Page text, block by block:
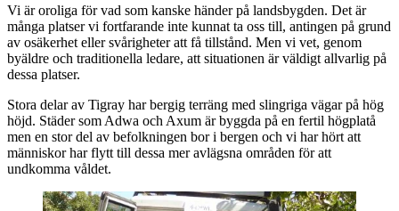
Vi är oroliga för vad som kanske händer på landsbygden. Det är
många platser vi fortfarande inte kunnat ta oss till, antingen på grund
av osäkerhet eller svårigheter att få tillstånd. Men vi vet, genom
byäldre och traditionella ledare, att situationen är väldigt allvarlig på
dessa platser.
Stora delar av Tigray har bergig terräng med slingriga vägar på hög
höjd. Städer som Adwa och Axum är byggda på en fertil högplatå
men en stor del av befolkningen bor i bergen och vi har hört att
människor har flytt till dessa mer avlägsna områden för att
undkomma våldet.